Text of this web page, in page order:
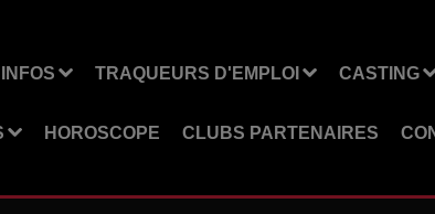
INFOS TRAQUEURS D'EMPLOI CASTING
HOROSCOPE CLUBS PARTENAIRES